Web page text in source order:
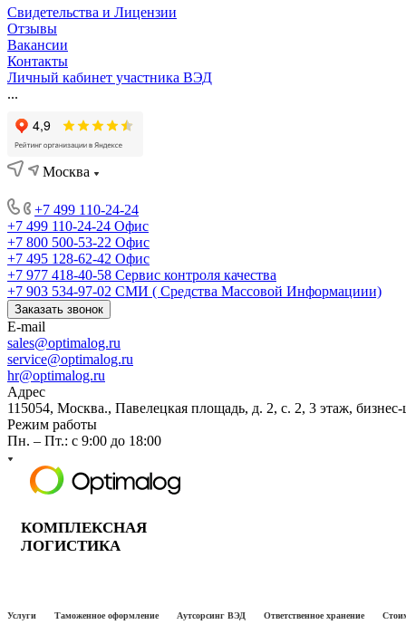
Свидетельства и Лицензии
Отзывы
Вакансии
Контакты
Личный кабинет участника ВЭД
...
Москва
+7 499 110-24-24
+7 499 110-24-24 Офис
+7 800 500-53-22 Офис
+7 495 128-62-42 Офис
+7 977 418-40-58 Сервис контроля качества
+7 903 534-97-02 СМИ ( Средства Массовой Информациии)
Заказать звонок
E-mail
sales@optimalog.ru
service@optimalog.ru
hr@optimalog.ru
Адрес
115054, Москва., Павелецкая площадь, д. 2, с. 2, 3 этаж,
Режим работы
Пн. – Пт.: с 9:00 до 18:00
КОМПЛЕКСНАЯ
ЛОГИСТИКА
Услуги Таможенное оформление Аутсорсинг ВЭД Ответственное хранение